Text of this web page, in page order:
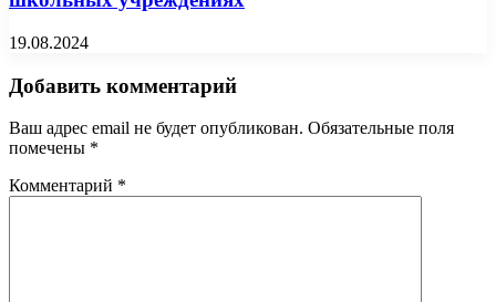
19.08.2024
Добавить комментарий
Ваш адрес email не будет опубликован. Обязательные поля
помечены *
Комментарий *